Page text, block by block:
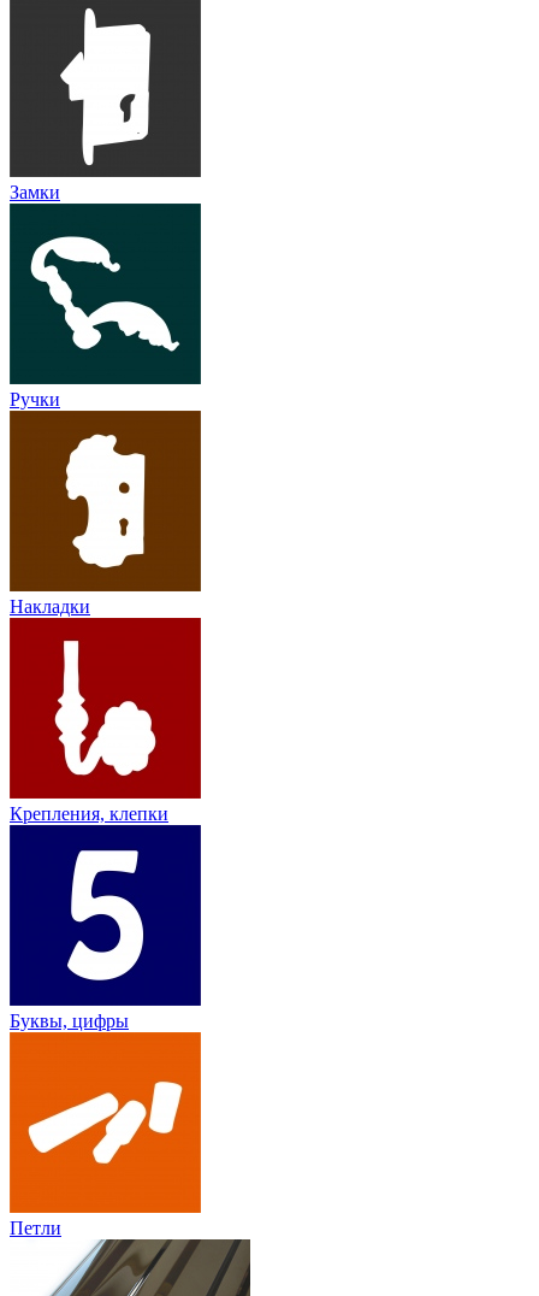
Замки
Ручки
Накладки
Крепления, клепки
Буквы, цифры
Петли